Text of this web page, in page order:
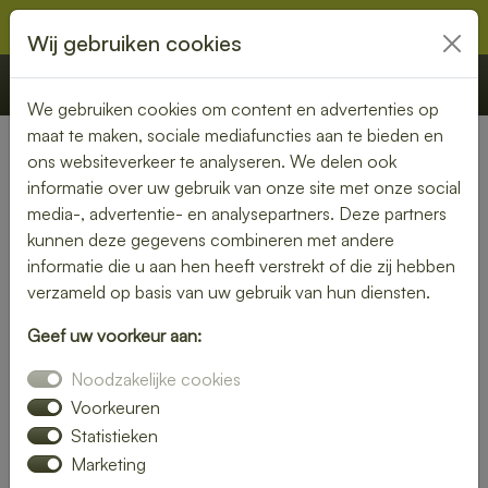
€ 0,00 Offerte Bestellen
Zakelijke Vergaderlunches: De
Smaak van Succes
Wij gebruiken cookies
We gebruiken cookies om content en advertenties op
maat te maken, sociale mediafuncties aan te bieden en
ons websiteverkeer te analyseren. We delen ook
informatie over uw gebruik van onze site met onze social
media-, advertentie- en analysepartners. Deze partners
kunnen deze gegevens combineren met andere
informatie die u aan hen heeft verstrekt of die zij hebben
verzameld op basis van uw gebruik van hun diensten.
Geef uw voorkeur aan:
Noodzakelijke cookies
Voorkeuren
Statistieken
Marketing